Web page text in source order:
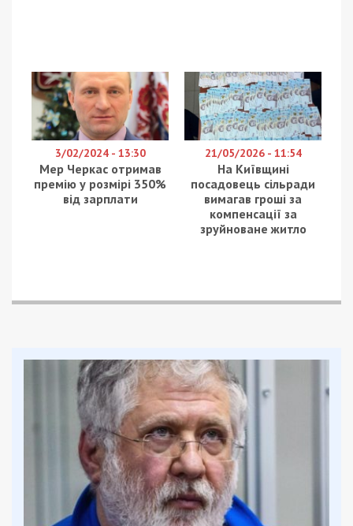
зашили гипсокартоном. Кроме того, доступ к
вентилю ввода воды для пожарного гидранта
перекрыт тем же материалом. На капитальный
ремонт выделили более 5 миллионов гривен.
Ранее мы сообщали, что частное предприятие
«Л. Д. Сервис» стало победителем в конкурсе на
капитальный ремонт школы№96 на 7 миллионов